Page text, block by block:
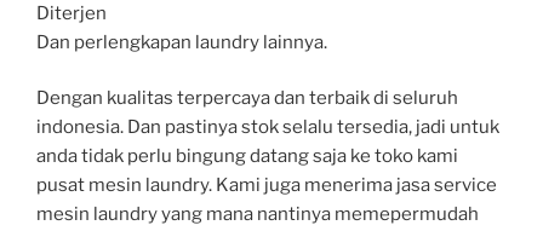
Diterjen
Dan perlengkapan laundry lainnya.
Dengan kualitas terpercaya dan terbaik di seluruh
indonesia. Dan pastinya stok selalu tersedia, jadi untuk
anda tidak perlu bingung datang saja ke toko kami
pusat mesin laundry. Kami juga menerima jasa service
mesin laundry yang mana nantinya memepermudah